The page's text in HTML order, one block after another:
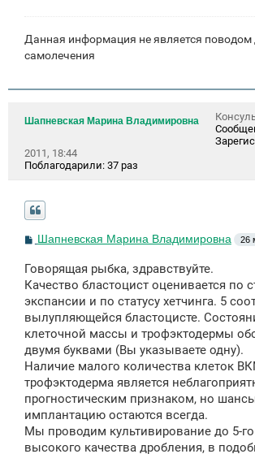
Данная информация не является поводом
самолечения
Шапневская Марина Владимировна
2011, 18:44
Поблагодарили: 37 раз
С
б
щ
н
и
Шапневская Марина Владимировна 26
Говорящая рыбка, здравствуйте.
Качество бластоцист оценивается по
экспансии и по статусу хетчинга. 5
вылупляющейся бластоцисте.
клеточной массы и трофэктодермы
двумя буквами (Вы указываете одну).
Наличие малого количества клеток
трофэктодерма является
прогностическим признаком, но
имплантацию остаются всегда.
Мы проводим культивирование до 5-го
высокого качества дробления, в